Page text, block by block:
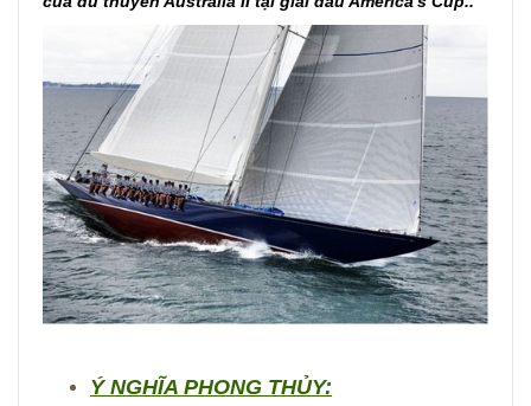
Ý NGHĨA PHONG THỦY: